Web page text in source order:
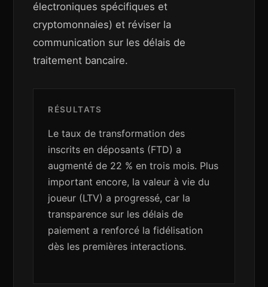
électroniques spécifiques et
cryptomonnaies) et réviser la
communication sur les délais de
traitement bancaire.
RÉSULTATS
Le taux de transformation des
inscrits en déposants (FTD) a
augmenté de 22 % en trois mois. Plus
important encore, la valeur à vie du
joueur (LTV) a progressé, car la
transparence sur les délais de
paiement a renforcé la fidélisation
dès les premières interactions.